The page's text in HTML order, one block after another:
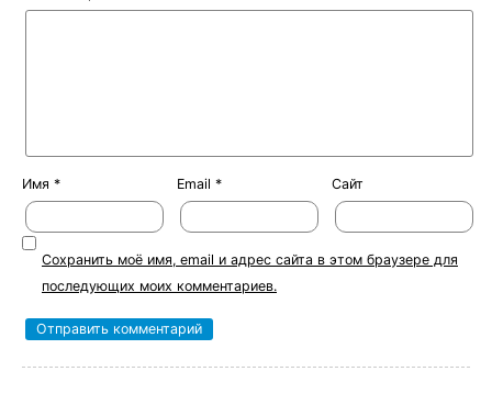
Имя * Email * Сайт
Сохранить моё имя, email и адрес сайта в этом браузере для
последующих моих комментариев.